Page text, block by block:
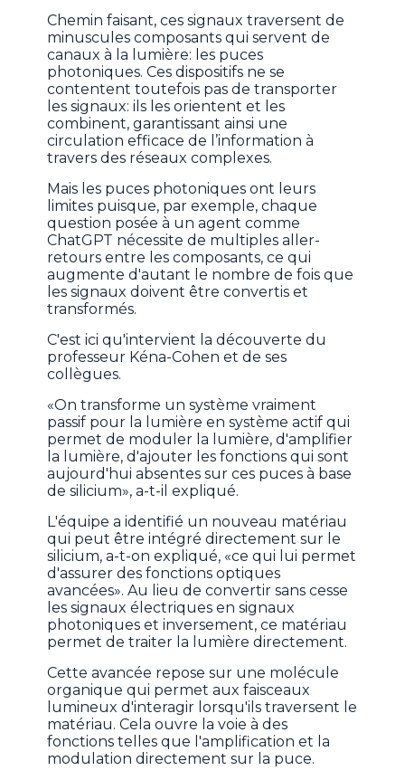
Chemin faisant, ces signaux traversent de
minuscules composants qui servent de
canaux à la lumière: les puces
photoniques. Ces dispositifs ne se
contentent toutefois pas de transporter
les signaux: ils les orientent et les
combinent, garantissant ainsi une
circulation efficace de l’information à
travers des réseaux complexes.
Mais les puces photoniques ont leurs
limites puisque, par exemple, chaque
question posée à un agent comme
ChatGPT nécessite de multiples aller-
retours entre les composants, ce qui
augmente d'autant le nombre de fois que
les signaux doivent être convertis et
transformés.
C'est ici qu'intervient la découverte du
professeur Kéna-Cohen et de ses
collègues.
«On transforme un système vraiment
passif pour la lumière en système actif qui
permet de moduler la lumière, d'amplifier
la lumière, d'ajouter les fonctions qui sont
aujourd'hui absentes sur ces puces à base
de silicium», a-t-il expliqué.
L'équipe a identifié un nouveau matériau
qui peut être intégré directement sur le
silicium, a-t-on expliqué, «ce qui lui permet
d'assurer des fonctions optiques
avancées». Au lieu de convertir sans cesse
les signaux électriques en signaux
photoniques et inversement, ce matériau
permet de traiter la lumière directement.
Cette avancée repose sur une molécule
organique qui permet aux faisceaux
lumineux d'interagir lorsqu'ils traversent le
matériau. Cela ouvre la voie à des
fonctions telles que l'amplification et la
modulation directement sur la puce.